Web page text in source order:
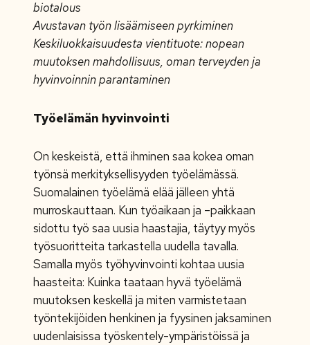
biotalous
Avustavan työn lisäämiseen pyrkiminen
Keskiluokkaisuudesta vientituote: nopean
muutoksen mahdollisuus, oman terveyden ja
hyvinvoinnin parantaminen
Työelämän hyvinvointi
On keskeistä, että ihminen saa kokea oman
työnsä merkityksellisyyden työelämässä.
Suomalainen työelämä elää jälleen yhtä
murroskauttaan. Kun työaikaan ja –paikkaan
sidottu työ saa uusia haastajia, täytyy myös
työsuoritteita tarkastella uudella tavalla.
Samalla myös työhyvinvointi kohtaa uusia
haasteita: Kuinka taataan hyvä työelämä
muutoksen keskellä ja miten varmistetaan
työntekijöiden henkinen ja fyysinen jaksaminen
uudenlaisissa työskentely-ympäristöissä ja